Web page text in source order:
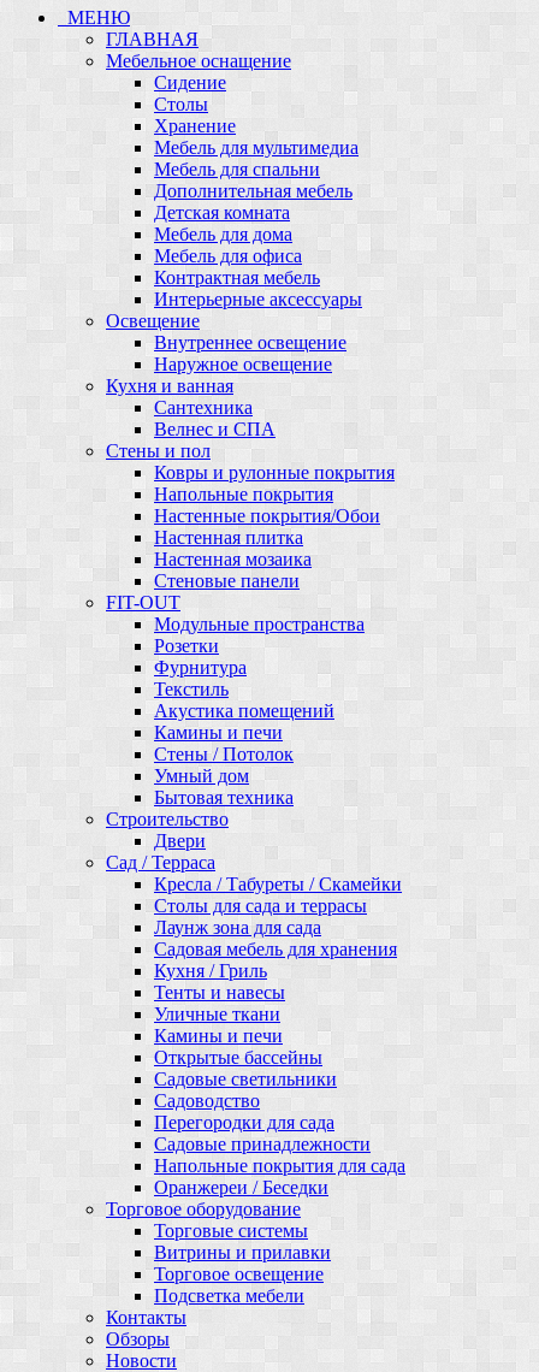
МЕНЮ
ГЛАВНАЯ
Мебельное оснащение
Сидение
Столы
Хранение
Мебель для мультимедиа
Мебель для спальни
Дополнительная мебель
Детская комната
Мебель для дома
Мебель для офиса
Контрактная мебель
Интерьерные аксессуары
Освещение
Внутреннее освещение
Наружное освещение
Кухня и ванная
Сантехника
Велнес и СПА
Стены и пол
Ковры и рулонные покрытия
Напольные покрытия
Настенные покрытия/Обои
Настенная плитка
Настенная мозаика
Стеновые панели
FIT-OUT
Модульные пространства
Розетки
Фурнитура
Текстиль
Акустика помещений
Камины и печи
Стены / Потолок
Умный дом
Бытовая техника
Строительство
Двери
Сад / Терраса
Кресла / Табуреты / Скамейки
Столы для сада и террасы
Лаунж зона для сада
Садовая мебель для хранения
Кухня / Гриль
Тенты и навесы
Уличные ткани
Камины и печи
Открытые бассейны
Садовые светильники
Садоводство
Перегородки для сада
Садовые принадлежности
Напольные покрытия для сада
Оранжереи / Беседки
Торговое оборудование
Торговые системы
Витрины и прилавки
Торговое освещение
Подсветка мебели
Контакты
Обзоры
Новости